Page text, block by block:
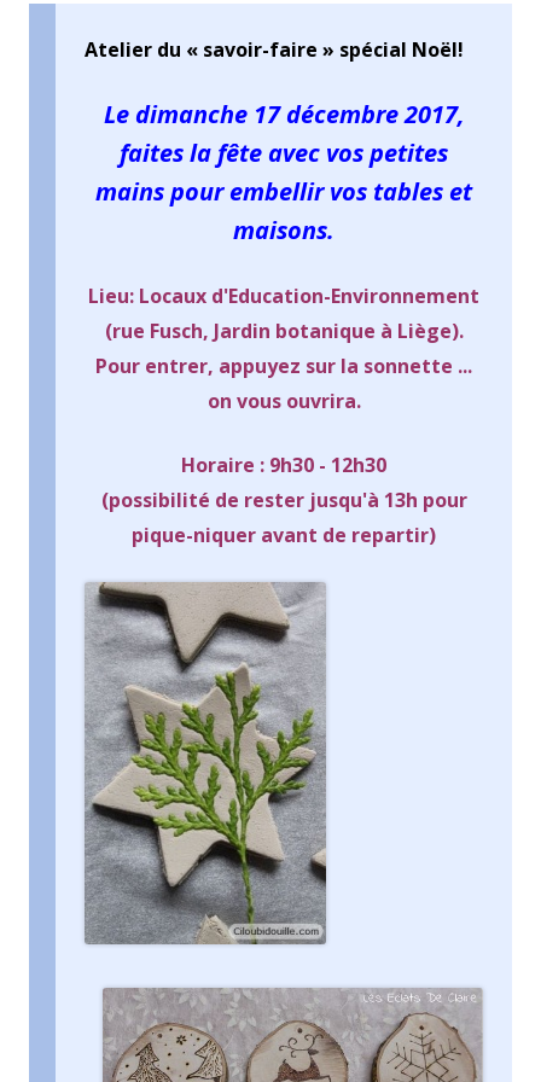
Atelier du « savoir-faire » spécial Noël!
Le dimanche 17 décembre 2017,
faites la fête avec vos petites
mains pour embellir vos tables et
maisons.
Lieu: Locaux d'Education-Environnement
(rue Fusch, Jardin botanique à Liège).
Pour entrer, appuyez sur la sonnette ...
on vous ouvrira.
Horaire : 9h30 - 12h30
(possibilité de rester jusqu'à 13h pour
pique-niquer avant de repartir)